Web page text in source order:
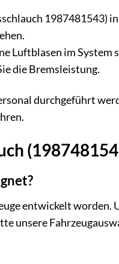
1987481543)
Luftblasen im System
die Bremsleistung.
durchgeführt
entwickelt worden.
unsere